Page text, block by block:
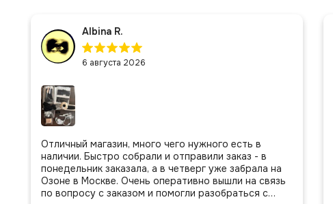
Albina R.
6 августа 2026
Отличный магазин, много чего нужного есть в
наличии. Быстро собрали и отправили заказ - в
понедельник заказала, а в четверг уже забрала на
Озоне в Москве. Очень оперативно вышли на связь
по вопросу с заказом и помогли разобраться с